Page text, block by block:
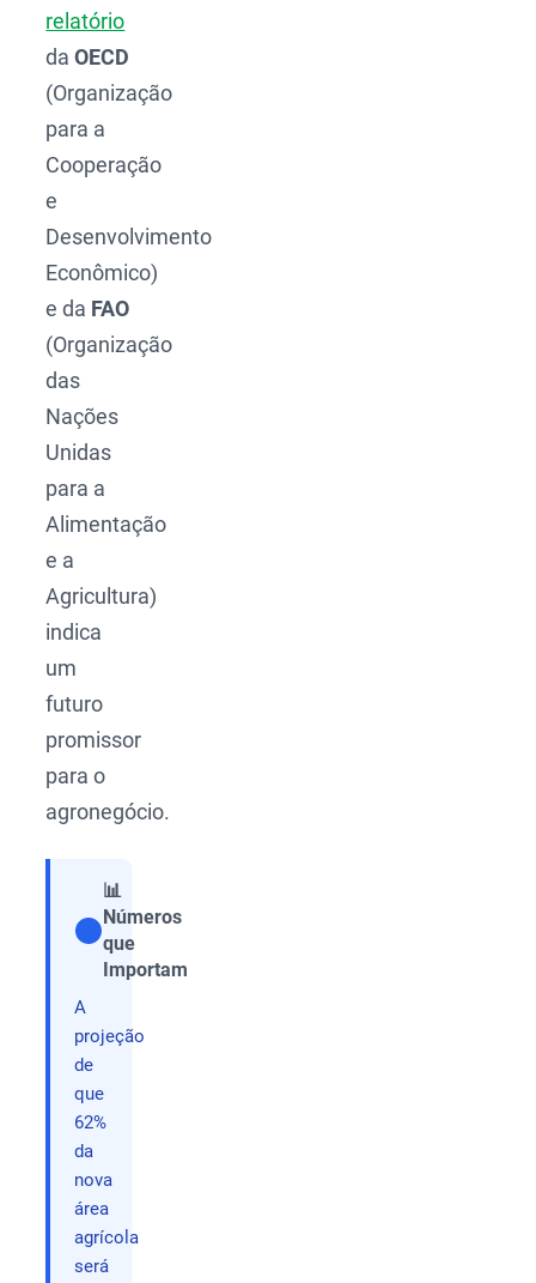
relatório
daOECD
(Organização
para a
Cooperação
e
Desenvolvimento
Econômico)
e da FAO
(Organização
das
Nações
Unidas
para a
Alimentação
e a
Agricultura)
indica
um
futuro
promissor
para o
agronegócio.
📊
Números
que
Importam
A
projeção
de
que
62%
da
nova
área
agrícola
será